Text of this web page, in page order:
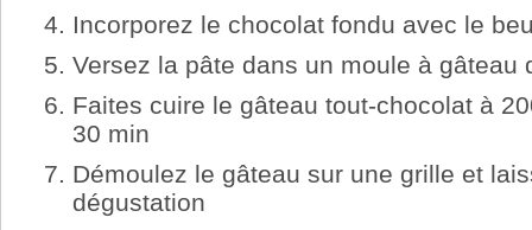
Incorporez le chocolat fondu avec le
Versez la pâte dans un moule à gâteau
Faites cuire le gâteau tout-chocolat à
30 min
Démoulez le gâteau sur une grille et
dégustation